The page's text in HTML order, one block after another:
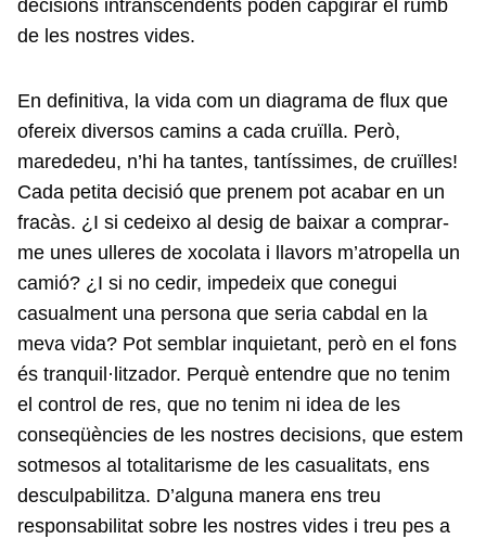
decisions intranscendents poden capgirar el rumb
de les nostres vides.
En definitiva, la vida com un diagrama de flux que
ofereix diversos camins a cada cruïlla. Però,
marededeu, n’hi ha tantes, tantíssimes, de cruïlles!
Cada petita decisió que prenem pot acabar en un
fracàs. ¿I si cedeixo al desig de baixar a comprar-
me unes ulleres de xocolata i llavors m’atropella un
camió? ¿I si no cedir, impedeix que conegui
casualment una persona que seria cabdal en la
meva vida? Pot semblar inquietant, però en el fons
és tranquil·litzador. Perquè entendre que no tenim
el control de res, que no tenim ni idea de les
conseqüències de les nostres decisions, que estem
sotmesos al totalitarisme de les casualitats, ens
desculpabilitza. D’alguna manera ens treu
responsabilitat sobre les nostres vides i treu pes a